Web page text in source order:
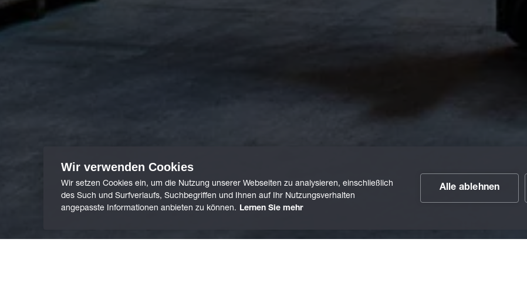
Wir verwenden Cookies
Wir setzen Cookies ein, um die Nutzung unserer Webseiten zu analysieren, einschließlich
des Such und Surfverlaufs, Suchbegriffen und Ihnen auf Ihr Nutzungsverhalten
angepasste Informationen anbieten zu können. Lernen Sie mehr
Alle ablehnen